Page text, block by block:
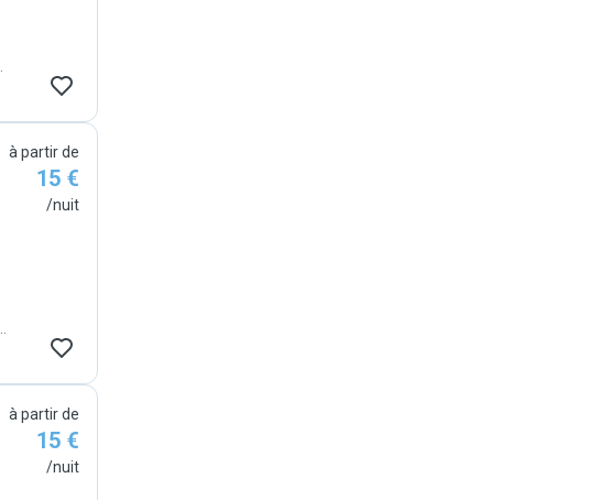
à partir de
15 €
/nuit
à partir de
15 €
/nuit